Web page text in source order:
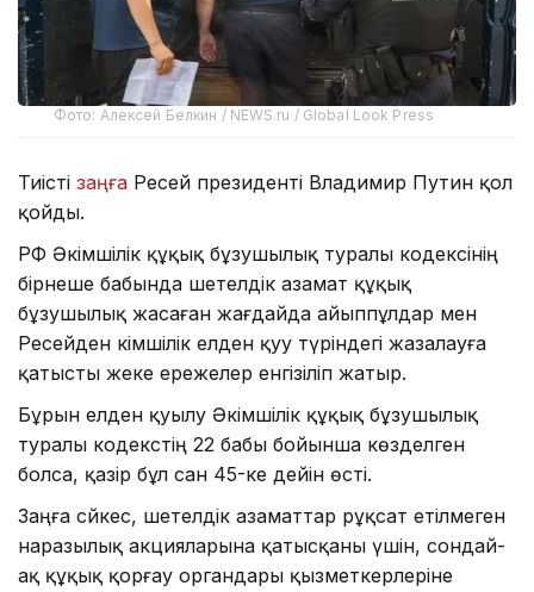
Фото: Алексей Белкин / NEWS.ru / Global Look Press
Тиісті заңға Ресей президенті Владимир Путин қол
қойды.
РФ Әкімшілік құқық бұзушылық туралы кодексінің
бірнеше бабында шетелдік азамат құқық
бұзушылық жасаған жағдайда айыппұлдар мен
Ресейден әкімшілік елден қуу түріндегі жазалауға
қатысты жеке ережелер енгізіліп жатыр.
Бұрын елден қуылу Әкімшілік құқық бұзушылық
туралы кодекстің 22 бабы бойынша көзделген
болса, қазір бұл сан 45-ке дейін өсті.
Заңға сәйкес, шетелдік азаматтар рұқсат етілмеген
наразылық акцияларына қатысқаны үшін, сондай-
ақ құқық қорғау органдары қызметкерлеріне